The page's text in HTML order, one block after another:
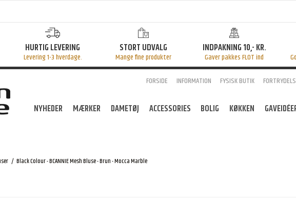
HURTIG LEVERING
Levering 1-3 hverdage.
STORT UDVALG
Mange fine produkter
INDPAKNING 10,- KR.
Gaver pakkes FLOT ind
FORSIDE INFORMATION FYSISK BUTIK
NYHEDER MÆRKER DAMETØJ ACCESSORIES BOLIG KØKKEN
/ Black Colour - BCANNIE Mesh Bluse - Brun - Mocca Marble